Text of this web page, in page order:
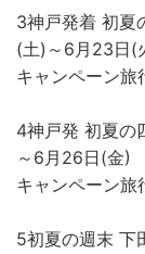
3神戸発着 初
(土)～6月23日
キャンペーン旅
4神戸発 初夏の
～6月26日(金)
キャンペーン
5初夏の週末